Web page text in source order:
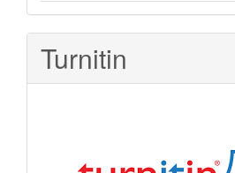
Turnitin